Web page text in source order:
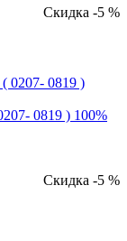
Скидка -5 %
0819 ) 100%
Скидка -5 %